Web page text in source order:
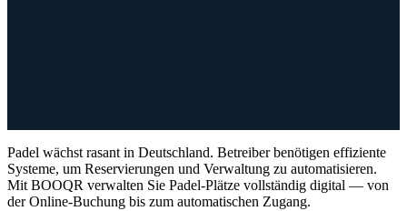
Padel wächst rasant in Deutschland. Betreiber benötigen effiziente
Systeme, um Reservierungen und Verwaltung zu automatisieren.
Mit BOOQR verwalten Sie Padel-Plätze vollständig digital — von
der Online-Buchung bis zum automatischen Zugang.